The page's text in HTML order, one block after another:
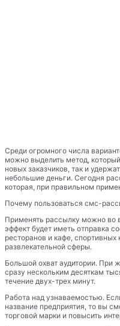
Среди огромного числа
можно выделить метод,
новых заказчиков, так и
небольшие деньги. Сегодня
которая, при правильном
Почему пользоваться смс-
Применять рассылку можно во
эффект будет иметь отправка
ресторанов и кафе, спортивных
развлекательной сферы.
Большой охват аудитории. При
сразу нескольким десяткам
течение двух-трех минут.
Работа над узнаваемостью.
название предприятия, то вы
торговой марки и повысить